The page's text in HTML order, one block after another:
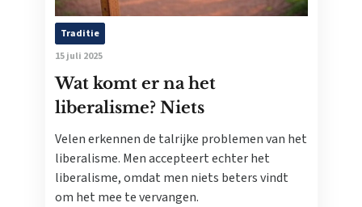
Traditie
15 juli 2025
Wat komt er na het
liberalisme? Niets
Velen erkennen de talrijke problemen van het
liberalisme. Men accepteert echter het
liberalisme, omdat men niets beters vindt
om het mee te vervangen.